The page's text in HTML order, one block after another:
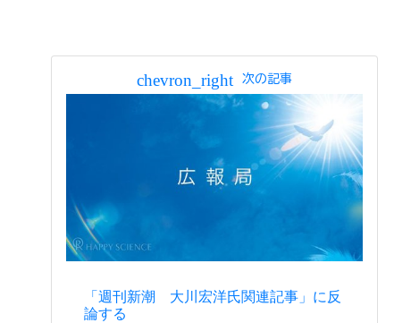
chevron_right 次の記事
「週刊新潮 大川宏洋氏関連記事」に反
論する